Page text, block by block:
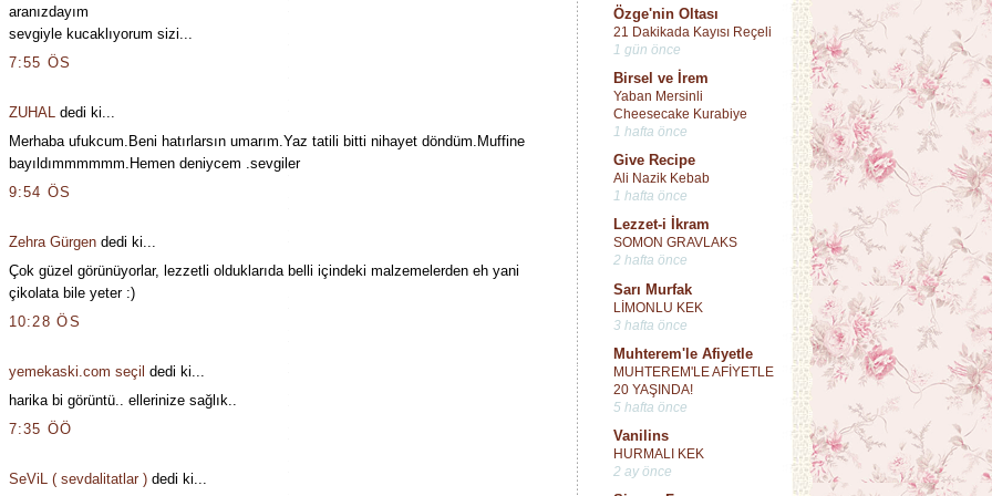
Özge'nin Oltası
21 Dakikada Kayısı Reçeli
1 gün önce
Birsel ve İrem
Yaban Mersinli
Cheesecake Kurabiye
1 hafta önce
Give Recipe
Ali Nazik Kebab
1 hafta önce
Lezzet-i İkram
SOMON GRAVLAKS
2 hafta önce
Sarı Murfak
LİMONLU KEK
3 hafta önce
Muhterem'le Afiyetle
MUHTEREM'LE AFİYETLE
20 YAŞINDA!
5 hafta önce
Vanilins
HURMALI KEK
2 ay önce
aranızdayım
sevgiyle kucaklıyorum sizi...
7:55 ÖS
ZUHAL
dedi ki...
Merhaba ufukcum.Beni hatırlarsın umarım.Yaz tatili bitti nihayet döndüm.Muffine
bayıldımmmmmm.Hemen deniycem .sevgiler
9:54 ÖS
Zehra Gürgendedi ki...
Çok güzel görünüyorlar, lezzetli olduklarıda belli içindeki malzemelerden eh yani
çikolata bile yeter :)
10:28 ÖS
yemekaski.com seçil dedi ki...
harika bi görüntü.. ellerinize sağlık..
7:35 ÖÖ
SeViL ( sevdalitatlar )dedi ki...